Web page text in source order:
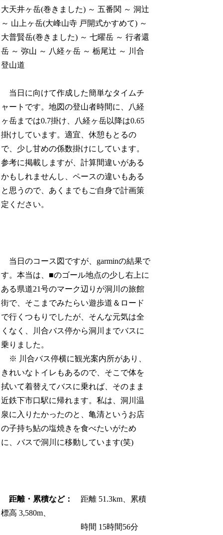
大天井ヶ岳(巻きました) ～ 五番関 ～ 洞辻
～ 山上ヶ岳(大峰山寺 戸開式かすめて) ～
大普賢岳(巻きました) ～ 七曜岳 ～ 行者還
岳 ～ 弥山 ～ 八経ヶ岳 ～ 栃尾辻 ～ 川合
登山道
当日に向けて作成した簡単なタイムチ
ャートです。地図の登山者時間に、八経
ヶ岳までは0.7掛け、八経ヶ岳以降は0.65
掛けしています。適宜、休憩もとるの
で、少し甘めの係数掛けにしています。
参考に掲載しますが、計算間違いがある
かもしれませんし、ペースの違いもある
と思うので、あくまでもご自身で計画策
定ください。
当日のコース図ですが、garminの結果で
す。本当は、■のゴール地点の少し右上に
ある県道21号のマーク辺りが洞川の旅館
街で、そこまでみたらい遊歩道＆ロード
で行くつもりでしたが、そんな元気は全
くなく、川合バス停から洞川までバスに
乗りました。
※ 川合バス停横に観光案内所があり、
きれいなトイレもあるので、そこで体を
拭いて着替えてバスに乗れば、そのまま
近鉄下市口駅に帰れます。私は、洞川温
泉に入りたかったのと、亀清というお店
の子持ち鮎の塩焼きを食べたいがため
に、バスで洞川に移動しています(笑)
距離・累積など：
距離 51.3km、累積
標高 3,580m、
時間 15時間56分